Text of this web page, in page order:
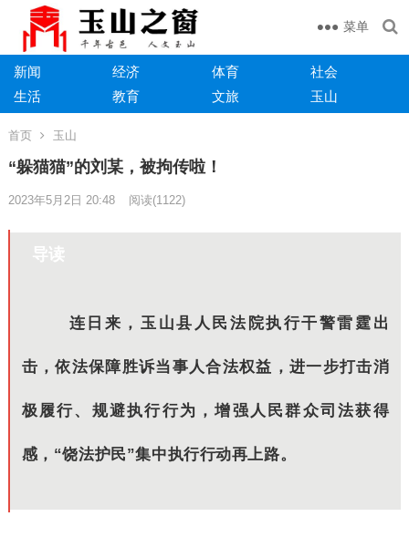
菜单
新闻 经济 体育
社会
生活
教育 文旅 玉山
首页 玉山
“躲猫猫”的刘某，被拘传啦！
2023年5月2日 20:48 阅读(1122)
导读
连日来，玉山县人民法院执行干警雷霆出
击，依法保障胜诉当事人合法权益，进一步打击消
极履行、规避执行行为，增强人民群众司法获得
感，“饶法护民”集中执行行动再上路。